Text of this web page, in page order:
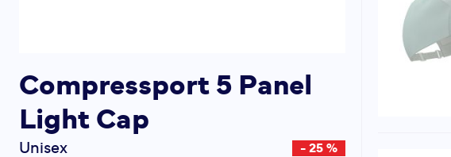
Compressport 5 Panel
Light Cap
Unisex - 25 %